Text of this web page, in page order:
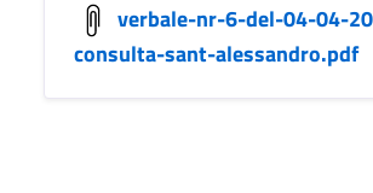
verbale-nr-6-del-04-04-
consulta-sant-alessandro.pdf